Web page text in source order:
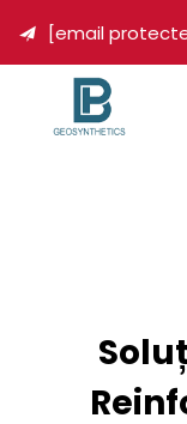
 [email